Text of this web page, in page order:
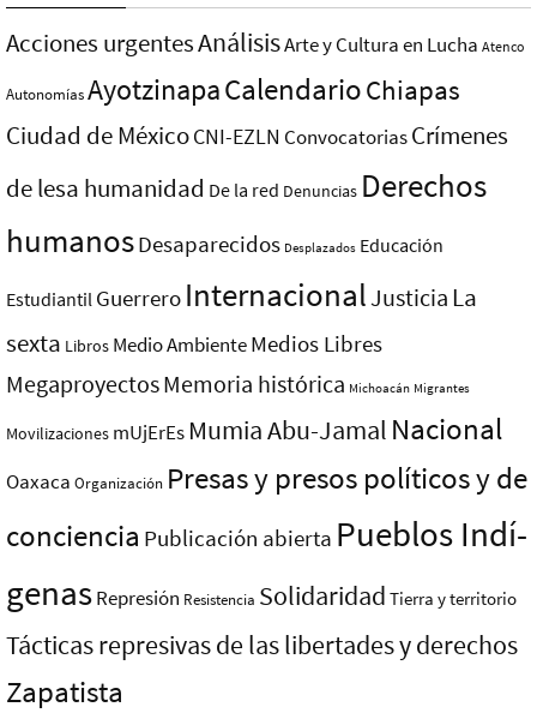
Acciones urgentesAnálisisArte y Cultura en Lucha Atenco
AutonomíasAyotzinapaCalendarioChiapas
Ciudad de MéxicoCNI-EZLN ConvocatoriasCrímenes
de lesa humanidad De la red Denuncias Derechos
humanosDesaparecidos Desplazados Educación
Estudiantil Guerrero InternacionalJusticia La
sexta Libros Medio AmbienteMedios Libres
MegaproyectosMemoria histórica Michoacán Migrantes
Movilizaciones mUjErEs Mumia Abu-Jamal Nacional
Oaxaca Organización Presas y presos polí­ticos y de
conciencia Publicación abierta Pueblos Indí­
genasRepresión Resistencia Solidaridad Tierra y territorio
Tácticas represivas de las libertades y derechos
Zapatista